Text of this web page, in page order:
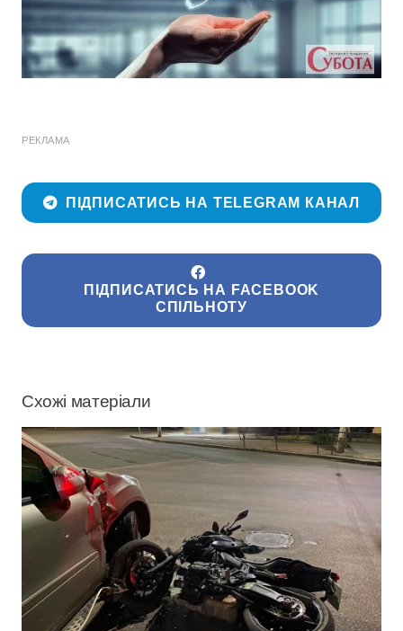
РЕКЛАМА
ПІДПИСАТИСЬ НА TELEGRAM КАНАЛ
ПІДПИСАТИСЬ НА FACEBOOK
СПІЛЬНОТУ
Схожі матеріали